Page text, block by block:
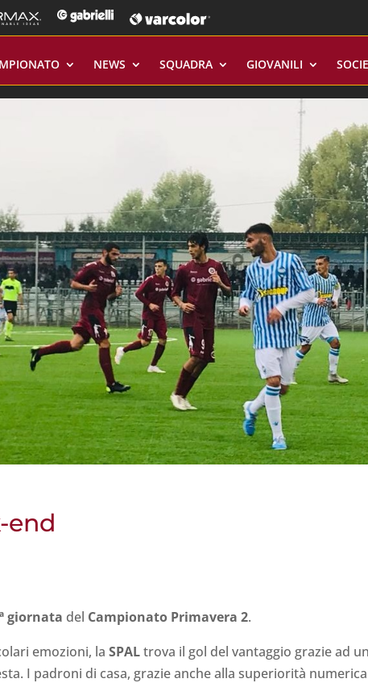
NEWS SQUADRA GIOVANILI
end
giornata del Campionato Primavera 2.
emozioni, la SPALtrova il gol del vantaggio grazie ad
I padroni di casa, grazie anche alla superiorità